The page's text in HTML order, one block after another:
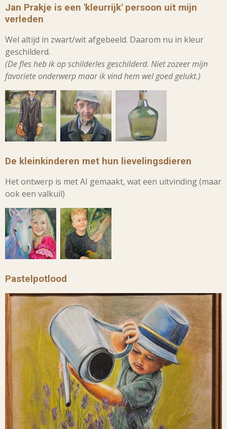
Jan Prakje is een 'kleurrijk' persoon uit mijn
verleden
Wel altijd in zwart/wit afgebeeld. Daarom nu in kleur
geschilderd.
(De fles heb ik op schilderles geschilderd. Niet zozeer mijn
favoriete onderwerp maar ik vind hem wel goed gelukt.)
De kleinkinderen met hun lievelingsdieren
Het ontwerp is met AI gemaakt, wat een uitvinding (maar
ook een valkuil)
Pastelpotlood